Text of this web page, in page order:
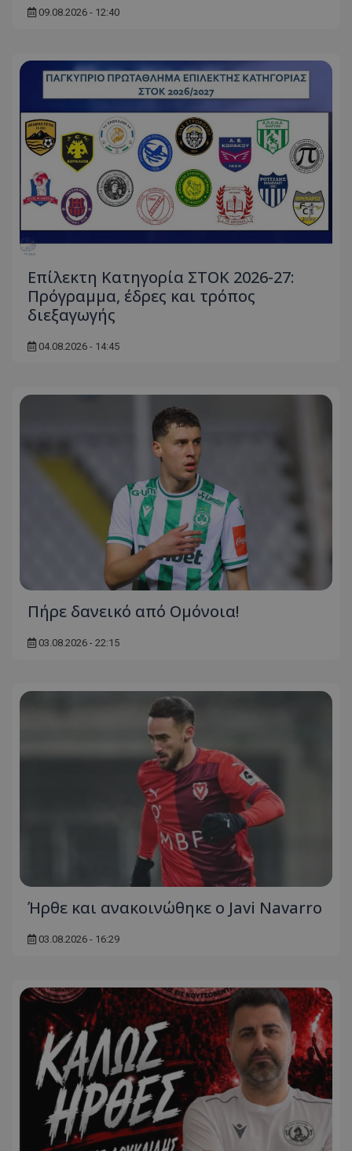
09.08.2026 - 12:40
Επίλεκτη Κατηγορία ΣΤΟΚ 2026-27:
Πρόγραμμα, έδρες και τρόπος
διεξαγωγής
04.08.2026 - 14:45
Πήρε δανεικό από Ομόνοια!
03.08.2026 - 22:15
Ήρθε και ανακοινώθηκε ο Javi Navarro
03.08.2026 - 16:29